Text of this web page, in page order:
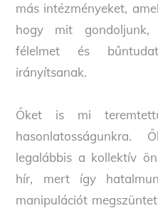
más intézményeket,
hogy mit gondoljunk,
félelmet és
irányítsanak.
Őket is mi
legalábbis a kollektív
hír, mert így
manipulációt